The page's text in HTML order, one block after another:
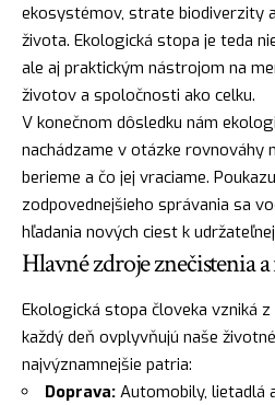
ekosystémov, strate biodiverzity
života. Ekologická stopa je teda
ale aj praktickým nástrojom na
životov a spoločnosti ako celku.
V konečnom dôsledku nám
nachádzame v otázke rovnováhy
berieme a čo jej vraciame.
zodpovednejšieho správania sa
hľadania nových ciest k
Hlavné zdroje znečistenia
Ekologická stopa človeka vzniká
každý deň ovplyvňujú naše
najvýznamnejšie patria:
Doprava: Automobily, lietadlá